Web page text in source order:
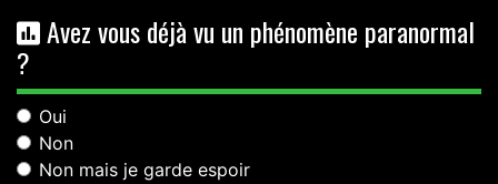
Avez vous déjà vu un phénomène paranormal
?
Oui
Non
Non mais je garde espoir